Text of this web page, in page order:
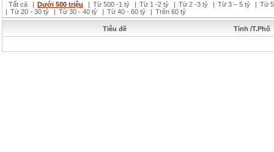
Tất cả
| Dưới 500 triệu | Từ 500 -1 tỷ | Từ 1 -2 tỷ | Từ 2 -3 tỷ | Từ 3 – 5 tỷ | Từ
| Từ 20 - 30 tỷ | Từ 30 - 40 tỷ | Từ 40 - 60 tỷ | Trên 60 tỷ
Tiêu đề Tỉnh /T.Phố